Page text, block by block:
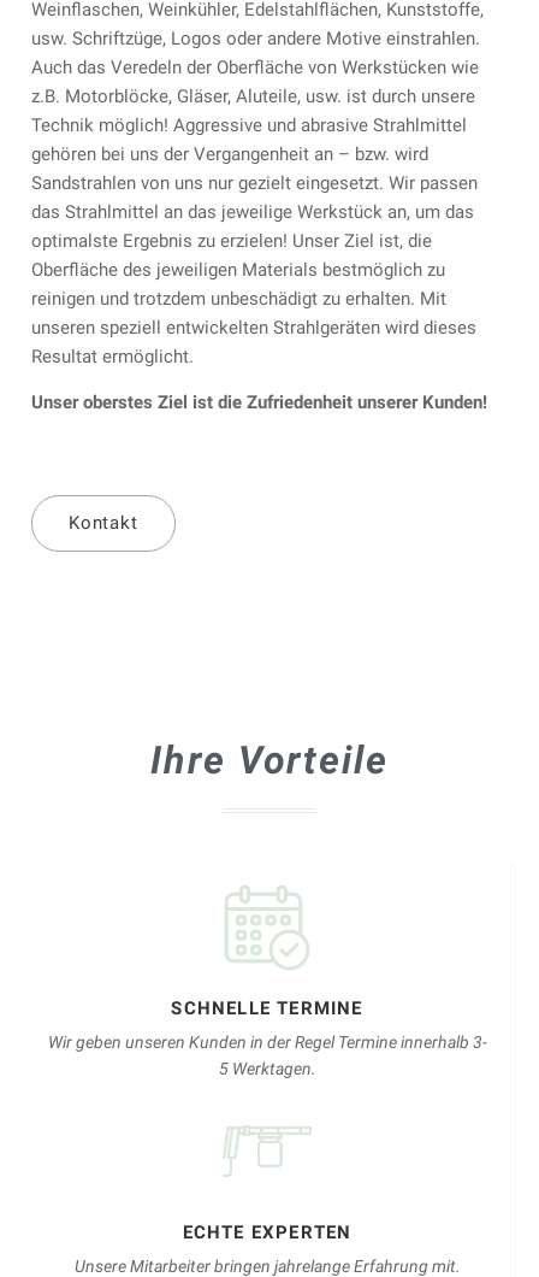
Weinflaschen, Weinkühler, Edelstahlflächen, Kunststoffe,
usw. Schriftzüge, Logos oder andere Motive einstrahlen.
Auch das Veredeln der Oberfläche von Werkstücken wie
z.B. Motorblöcke, Gläser, Aluteile, usw. ist durch unsere
Technik möglich! Aggressive und abrasive Strahlmittel
gehören bei uns der Vergangenheit an – bzw. wird
Sandstrahlen von uns nur gezielt eingesetzt. Wir passen
das Strahlmittel an das jeweilige Werkstück an, um das
optimalste Ergebnis zu erzielen! Unser Ziel ist, die
Oberfläche des jeweiligen Materials bestmöglich zu
reinigen und trotzdem unbeschädigt zu erhalten. Mit
unseren speziell entwickelten Strahlgeräten wird dieses
Resultat ermöglicht.
Unser oberstes Ziel ist die Zufriedenheit unserer Kunden!
Kontakt
Ihre Vorteile
SCHNELLE TERMINE
Wir geben unseren Kunden in der Regel Termine innerhalb 3-
5 Werktagen.
ECHTE EXPERTEN
Unsere Mitarbeiter bringen jahrelange Erfahrung mit.